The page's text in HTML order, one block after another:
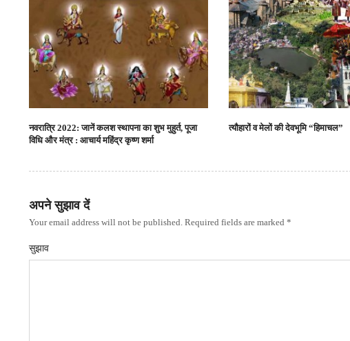
नवरात्रि 2022: जानें कलश स्थापना का शुभ मुहुर्त, पूजा
विधि और मंत्र : आचार्य महिंद्र कृष्ण शर्मा
त्यौहारों व मेलों की देवभूमि “हिमाचल”
अपने सुझाव दें
Your email address will not be published. Required fields are marked *
सुझाव